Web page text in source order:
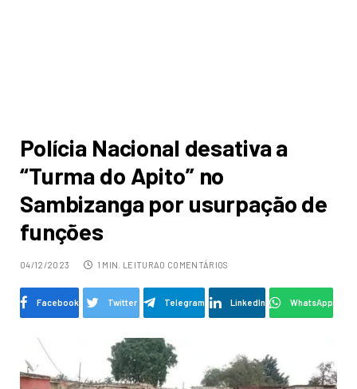
Polícia Nacional desativa a
“Turma do Apito” no
Sambizanga por usurpação de
funções
04/12/2023 1 MIN. LEITURA0 COMENTÁRIOS
Facebook Twitter Telegram LinkedIn WhatsApp